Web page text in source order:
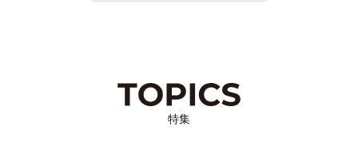
特集